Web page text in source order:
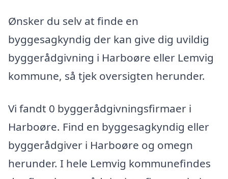
Ønsker du selv at finde en
byggesagkyndig der kan give dig uvildig
byggerådgivning i Harboøre eller Lemvig
kommune, så tjek oversigten herunder.
Vi fandt 0 byggerådgivningsfirmaer i
Harboøre. Find en byggesagkyndig eller
byggerådgiver i Harboøre og omegn
herunder. I hele Lemvig kommunefindes